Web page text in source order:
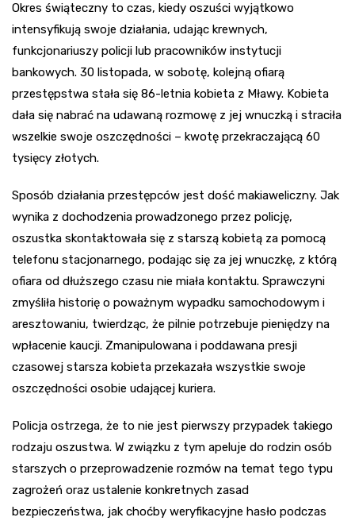
Okres świąteczny to czas, kiedy oszuści wyjątkowo
intensyfikują swoje działania, udając krewnych,
funkcjonariuszy policji lub pracowników instytucji
bankowych. 30 listopada, w sobotę, kolejną ofiarą
przestępstwa stała się 86-letnia kobieta z Mławy. Kobieta
dała się nabrać na udawaną rozmowę z jej wnuczką i straciła
wszelkie swoje oszczędności – kwotę przekraczającą 60
tysięcy złotych.
Sposób działania przestępców jest dość makiaweliczny. Jak
wynika z dochodzenia prowadzonego przez policję,
oszustka skontaktowała się z starszą kobietą za pomocą
telefonu stacjonarnego, podając się za jej wnuczkę, z którą
ofiara od dłuższego czasu nie miała kontaktu. Sprawczyni
zmyśliła historię o poważnym wypadku samochodowym i
aresztowaniu, twierdząc, że pilnie potrzebuje pieniędzy na
wpłacenie kaucji. Zmanipulowana i poddawana presji
czasowej starsza kobieta przekazała wszystkie swoje
oszczędności osobie udającej kuriera.
Policja ostrzega, że to nie jest pierwszy przypadek takiego
rodzaju oszustwa. W związku z tym apeluje do rodzin osób
starszych o przeprowadzenie rozmów na temat tego typu
zagrożeń oraz ustalenie konkretnych zasad
bezpieczeństwa, jak choćby weryfikacyjne hasło podczas